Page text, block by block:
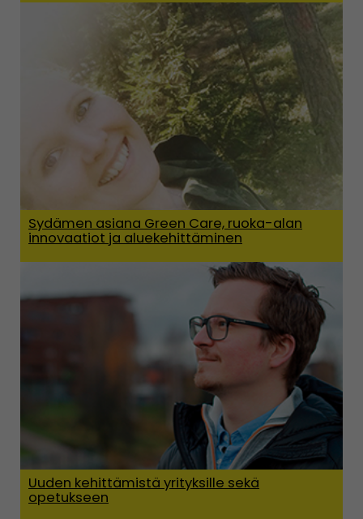
Sydämen asiana Green Care, ruoka-alan
innovaatiot ja aluekehittäminen
Uuden kehittämistä yrityksille sekä
opetukseen